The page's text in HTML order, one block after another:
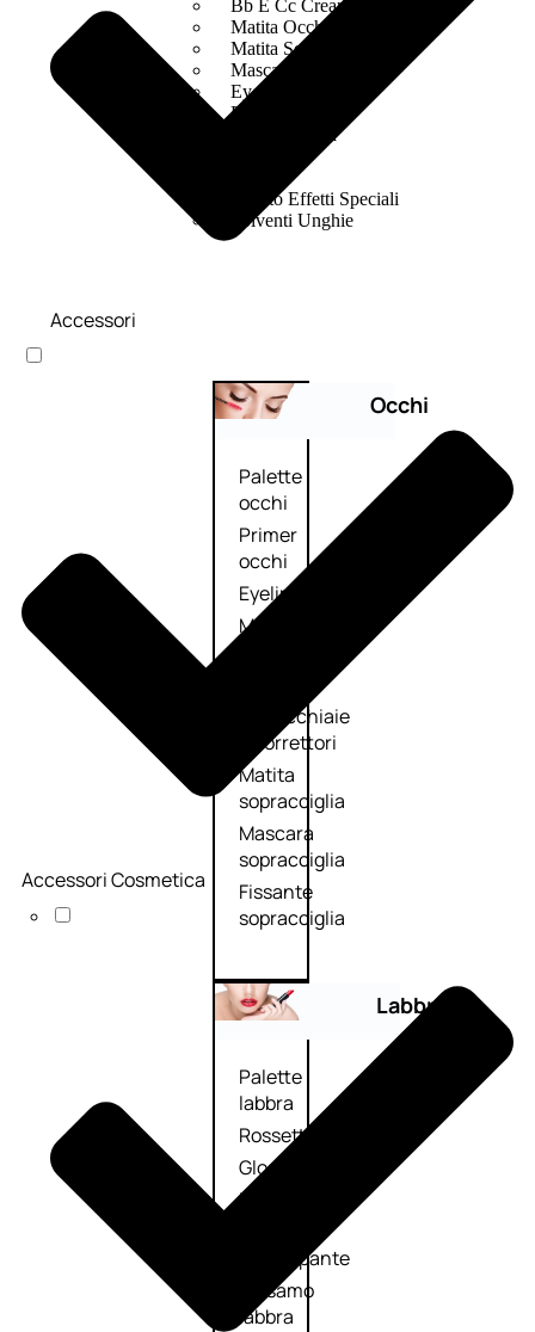
Bb E Cc Cream
Matita Occhi
Matita Sopracciglia
Mascara
Eyeliner
Rossetto
Matita Labbra
Smalto Effetti Speciali
Solventi Unghie
Occhi
Palette
occhi
Primer
occhi
Eyeliner
Mascara
Antiocchiaie
e correttori
Matita
sopracciglia
Mascara
sopracciglia
Fissante
sopracciglia
Labbra
Palette
labbra
Rossetto
Gloss
Matita
Rimpolpante
Balsamo
labbra
Accessori
Accessori Cosmetica